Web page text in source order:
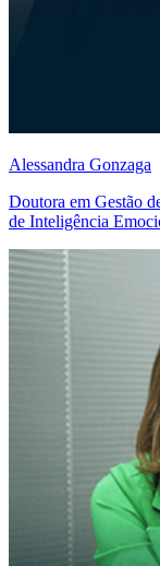
Alessandra Gonzaga
Doutora em Gestão
de Inteligência